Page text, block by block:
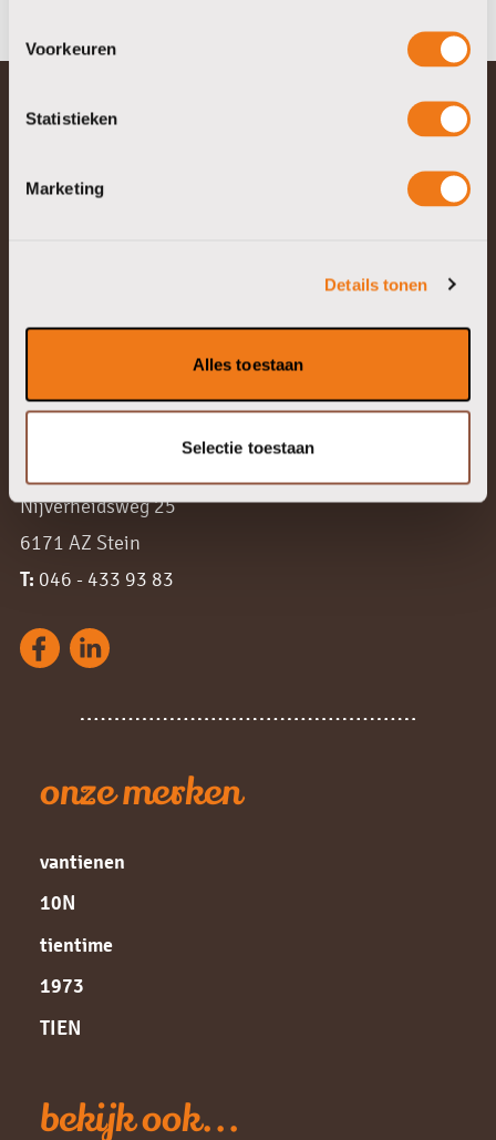
Voorkeuren
Statistieken
Marketing
Details tonen
Alles toestaan
Selectie toestaan
Landweer 2a
Nijverheidsweg 25
6171 AZ Stein
T: 046 - 433 93 83
onze merken
vantienen
10N
tientime
1973
TIEN
bekijk ook...